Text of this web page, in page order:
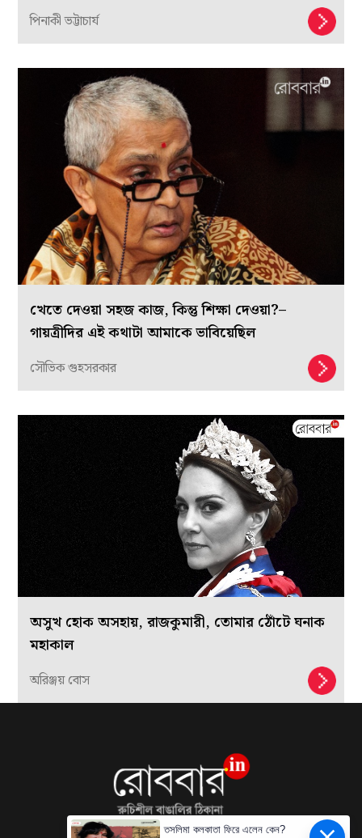
পিনাকী ভট্টাচার্য
খেতে দেওয়া সহজ কাজ, কিন্তু শিক্ষা দেওয়া?–
গায়ত্রীদির এই কথাটা আমাকে ভাবিয়েছিল
সৌভিক গুহসরকার
অসুখ হোক অসহায়, রাজকুমারী, তোমার ঠোঁটে ঘনাক
মহাকাল
অরিঞ্জয় বোস
তসলিমা কলকাতা ফিরে এলেন কেন?